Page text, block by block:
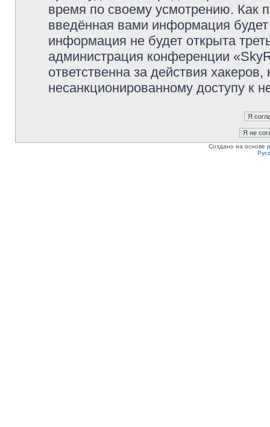
время по своему усмотрению. Как
введённая вами информация
информация не будет открыта
администрация конференции
ответственна за действия
несанкционированному доступу к
Создано на основе